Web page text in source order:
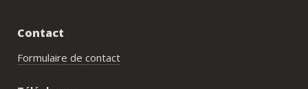
Contact
Formulaire de contact